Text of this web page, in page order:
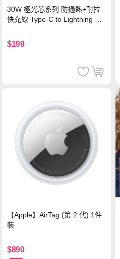
30W 極光芯系列 防過熱+耐拉
快充線 Type-C to Lightning 傳
$199
【Apple】AirTag (第 2 代) 1件
裝
$890